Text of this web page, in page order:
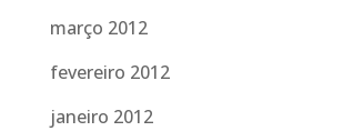
março 2012
fevereiro 2012
janeiro 2012